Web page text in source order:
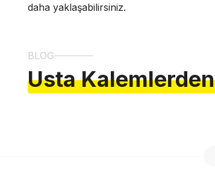
daha yaklaşabilirsiniz.
BLOG
Usta Kalemlerden